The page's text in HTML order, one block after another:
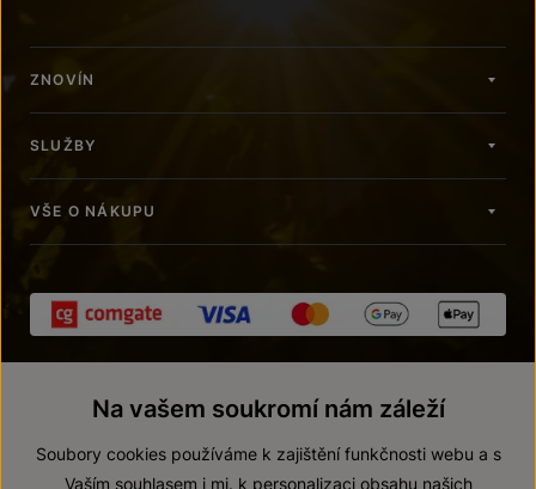
ZNOVÍN
SLUŽBY
VŠE O NÁKUPU
Na vašem soukromí nám záleží
Soubory cookies používáme k zajištění funkčnosti webu a s
Vaším souhlasem i mj. k personalizaci obsahu našich